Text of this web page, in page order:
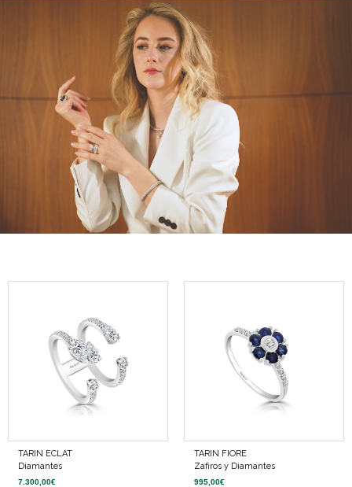
TARIN ECLAT
Diamantes
7.300,00€
TARIN FIORE
Zafiros y Diamantes
995,00€